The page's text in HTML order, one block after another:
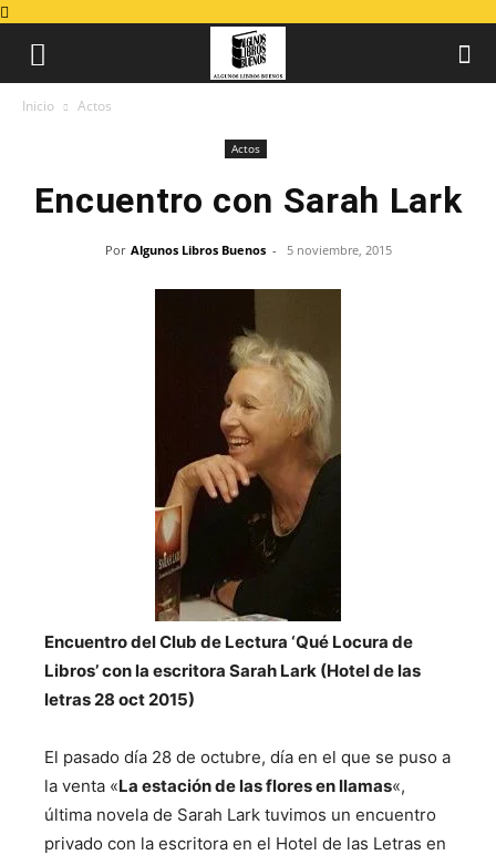
Inicio Actos
Actos
Encuentro con Sarah Lark
Por Algunos Libros Buenos - 5 noviembre, 2015
Encuentro del Club de Lectura ‘Qué Locura de
Libros’ con la escritora Sarah Lark (Hotel de las
letras 28 oct 2015)
El pasado día 28 de octubre, día en el que se puso a
la venta «La estación de las flores en llamas«,
última novela de Sarah Lark tuvimos un encuentro
privado con la escritora en el Hotel de las Letras en